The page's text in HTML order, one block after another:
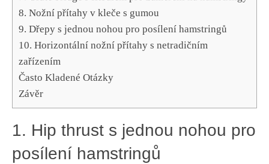
8. Nožní přítahy v kleče s gumou
9. Dřepy s jednou nohou pro posílení hamstringů
10. Horizontální nožní přítahy s netradičním
zařízením
Často Kladené Otázky
Závěr
1. Hip ⁢thrust s jednou⁤ nohou pro
posílení hamstringů